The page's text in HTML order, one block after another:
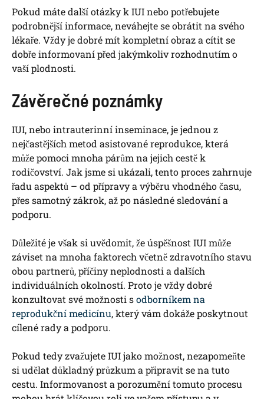
Pokud máte další otázky k IUI nebo potřebujete
podrobnější informace,⁢ neváhejte se​ obrátit na svého⁤
lékaře. Vždy ​je⁤ dobré⁢ mít kompletní obraz a cítit se
dobře informovaní před⁤ jakýmkoliv rozhodnutím‍ o
vaší plodnosti.
Závěrečné poznámky
IUI, nebo intrauterinní inseminace, je jednou z
nejčastějších metod asistované reprodukce, která
může⁤ pomoci mnoha párům na jejich⁣ cestě ‍k
rodičovství. Jak jsme si⁤ ukázali, tento proces⁢ zahrnuje
řadu aspektů – od přípravy a výběru vhodného času,
přes samotný zákrok, až po následné sledování a ​
podporu. ⁢
Důležité je však si uvědomit, že úspěšnost ⁤IUI může
záviset na mnoha⁢ faktorech včetně zdravotního stavu
obou partnerů, příčiny neplodnosti a dalších
individuálních okolností. Proto je vždy dobré​
konzultovat své možnosti sodborníkem na
reprodukční medicínu,⁤ který vám⁣ dokáže poskytnout
cílené rady a podporu.
Pokud ​tedy zvažujete ⁢IUI jako možnost, nezapomeňte
si udělat důkladný průzkum a připravit se na tuto
cestu. Informovanost ​a ‌porozumění tomuto procesu⁣